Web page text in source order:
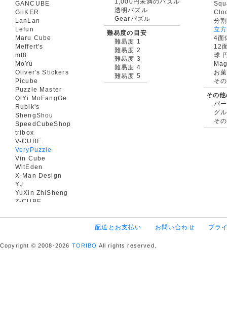
GANCUBE
GiiKER
LanLan
Lefun
Maru Cube
Meffert's
mf8
MoYu
Oliver's Stickers
Picube
Puzzle Master
QiYi MoFangGe
Rubik's
ShengShou
SpeedCubeShop
tribox
V-CUBE
VeryPuzzle
Vin Cube
WitEden
X-Man Design
YJ
YuXin ZhiSheng
Z-CUBE
透明パズル
Gearパズル
難易度の目安
難易度 1
難易度 2
難易度 3
難易度 4
難易度 5
分
立
4面
12
球
お
そ
その
パ
グ
そ
配送とお支払い お問い合わせ プラ
Copyright © 2008-2026 TORIBO All rights reserved.